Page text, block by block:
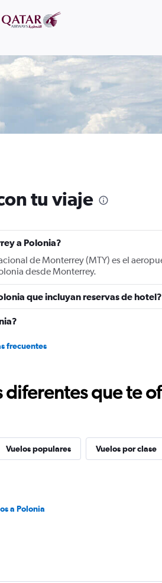
tu viaje
a Polonia?
de Monterrey (MTY) es el
desde Monterrey.
que incluyan reservas de hotel?
frecuentes
que te
Vuelos populares Vuelos por clase
a Polonia